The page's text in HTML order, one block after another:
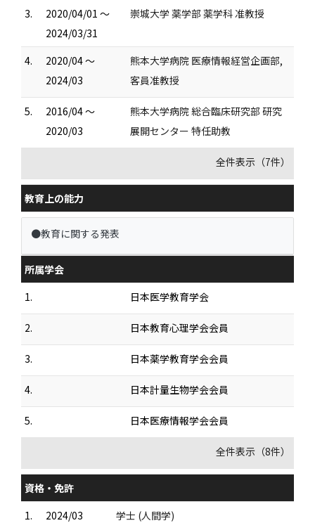
3.
2020/04/01 ～
2024/03/31
崇城大学 薬学部 薬学科 准教授
4.
2020/04 ～
2024/03
熊本大学病院 医療情報経営企画部,
客員准教授
5.
2016/04 ～
2020/03
熊本大学病院 総合臨床研究部 研究
展開センター 特任助教
全件表示（7件）
教育上の能力
●教育に関する発表
所属学会
1.
日本医学教育学会
2. 日本教育心理学会会員
3. 日本薬学教育学会会員
4. 日本計量生物学会会員
5. 日本医療情報学会会員
全件表示（8件）
資格・免許
1.
2024/03 学士 (人間学)